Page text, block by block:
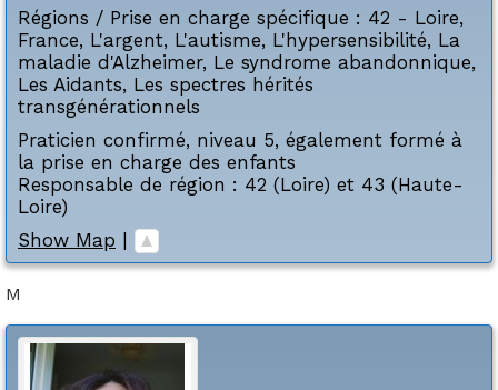
Régions / Prise en charge spécifique : 42 - Loire,
France, L'argent, L'autisme, L'hypersensibilité, La
maladie d'Alzheimer, Le syndrome abandonnique,
Les Aidants, Les spectres hérités
transgénérationnels
Praticien confirmé, niveau 5, également formé à
la prise en charge des enfants
Responsable de région : 42 (Loire) et 43 (Haute-
Loire)
Show Map |
M